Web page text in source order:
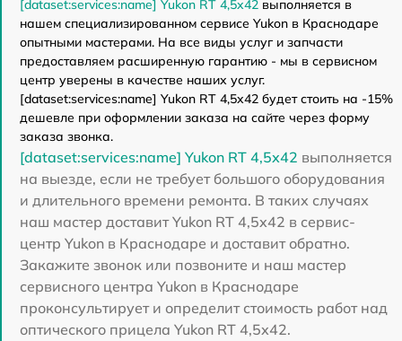
[dataset:services:name] Yukon RT 4,5х42 выполняется в
нашем специализированном сервисе Yukon в Краснодаре
опытными мастерами. На все виды услуг и запчасти
предоставляем расширенную гарантию - мы в сервисном
центр уверены в качестве наших услуг.
[dataset:services:name] Yukon RT 4,5х42 будет стоить на -15%
дешевле при оформлении заказа на сайте через форму
заказа звонка.
[dataset:services:name] Yukon RT 4,5х42 выполняется
на выезде, если не требует большого оборудования
и длительного времени ремонта. В таких случаях
наш мастер доставит Yukon RT 4,5х42 в сервис-
центр Yukon в Краснодаре и доставит обратно.
Закажите звонок или позвоните и наш мастер
сервисного центра Yukon в Краснодаре
проконсультирует и определит стоимость работ над
оптического прицела Yukon RT 4,5х42.